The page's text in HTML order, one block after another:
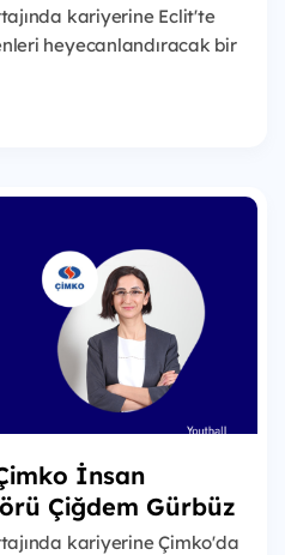
kariyerine Eclit'te
heyecanlandıracak bir
İnsan
Çiğdem Gürbüz
kariyerine Çimko'da